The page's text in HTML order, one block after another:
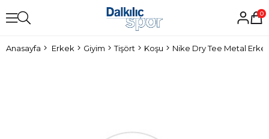
0
Anasayfa Erkek Giyim Tişört Koşu Nike Dry Tee Metal